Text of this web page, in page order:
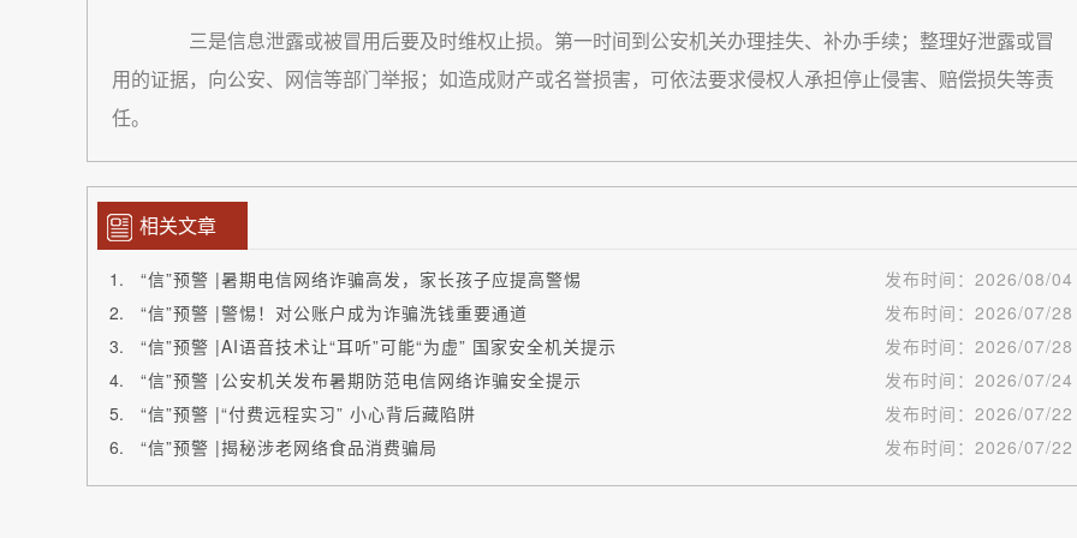
三是信息泄露或被冒用后要及时维权止损。第一时间到公安机关办理挂失、补办手续；整理好泄露或冒
用的证据，向公安、网信等部门举报；如造成财产或名誉损害，可依法要求侵权人承担停止侵害、赔偿损失等责
任。
相关文章
“信”预警 |暑期电信网络诈骗高发，家长孩子应提高警惕 发布时间： 2026/08/04
“信”预警 |警惕！对公账户成为诈骗洗钱重要通道
发布时间： 2026/07/28
“信”预警 |AI语音技术让“耳听”可能“为虚” 国家安全机关提示
发布时间： 2026/07/28
“信”预警 |公安机关发布暑期防范电信网络诈骗安全提示
发布时间： 2026/07/24
“信”预警 |“付费远程实习” 小心背后藏陷阱
发布时间： 2026/07/22
“信”预警 |揭秘涉老网络食品消费骗局
发布时间： 2026/07/22